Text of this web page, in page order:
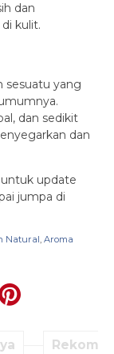
dan
kulit.
sesuatu yang
dan sedikit
dan
update
jumpa di
Natural, Aroma